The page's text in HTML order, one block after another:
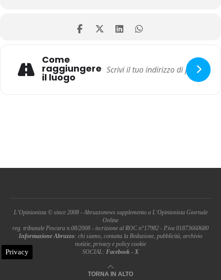
Come
raggiungere
il luogo
L'Opinionista © since 2008 - Abruzzonews supplemento a L'Opinionista Giornale
Online
reg. tribunale Pescara n.08/2008 - iscrizione al ROC n°17982 - P.iva 01873660680
Informazione Abruzzo: chi siamo, contatta la Redazione, pubblicità, archivio
notizie, privacy e policy cookie
SOCIAL: Facebook - X
Privacy
TORNA IN ALTO